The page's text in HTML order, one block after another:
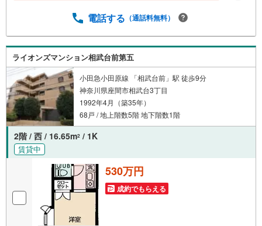
でのお越しも大歓迎です！
電話する （通話料無料）
ライオンズマンション相武台前第五
小田急小田原線 「相武台前」駅 徒歩9分
神奈川県座間市相武台3丁目
1992年4月（築35年）
68戸 / 地上階数5階 地下階数1階
2階 / 西 / 16.65m2 / 1K
賃貸中
530万円
成約でもらえる